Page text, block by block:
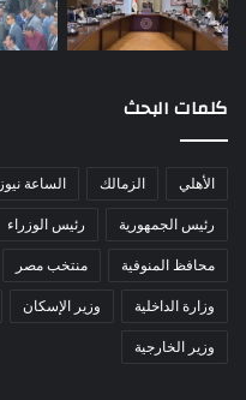
كلمات البحث
الأهلي الزمالك الساعة نيوز
رئيس الجمهورية
رئيس الوزراء
محافظ المنوفية
منتخب مصر
وزارة الداخلية
وزير الإسكان
وزير الخارجية